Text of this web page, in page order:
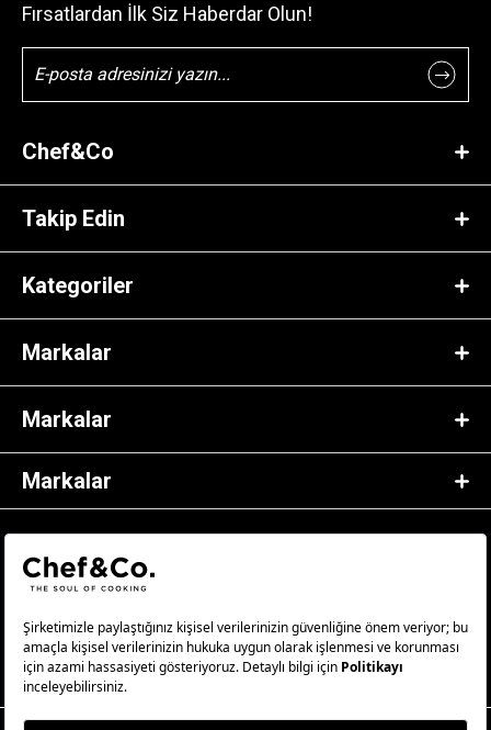
Fırsatlardan İlk Siz Haberdar Olun!
Chef&Co
Takip Edin
Kategoriler
Markalar
Markalar
Markalar